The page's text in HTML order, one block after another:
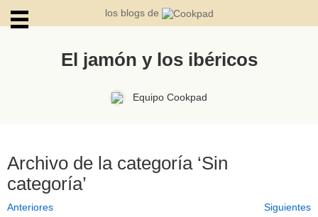
los blogs de
El jamón y los ibéricos
Equipo Cookpad
Archivo de la categoría ‘Sin
categoría’
Anteriores Siguientes